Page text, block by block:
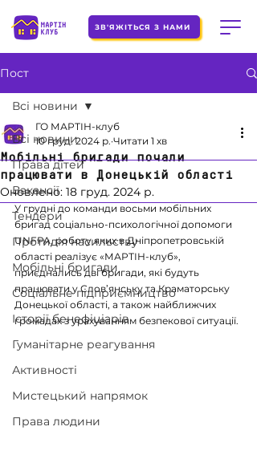
ЗВ'ЯЖІТЬСЯ З НАМИ
Пост
Всі новини
Права дітей
Вакансії
Тендери
Протидія насильству
Мобільні бригади
Соціальне підприємництво
Історії бенефіціарів
Гуманітарне реагування
Активності
Мистецький напрямок
Права людини
Всі новини
Мобільні бригади почали
працювати в Донецькій області
ГО МАРТІН-клуб
10 груд. 2024 р. Читати 1 хв
Оновлено: 18 груд. 2024 р.
У грудні до команди восьми мобільних
бригад соціально-психологічної допомоги
UNFPA, роботу яких в Дніпропетровській
області реалізує «МАРТІН-клуб»,
приєднались дві бригади, які будуть
працювати у Слов’янську та Краматорську
Донецької області, а також найближчих
громадах з урахуванням безпекової ситуації.